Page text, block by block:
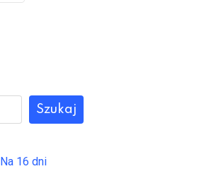
Szukaj
Na 16 dni